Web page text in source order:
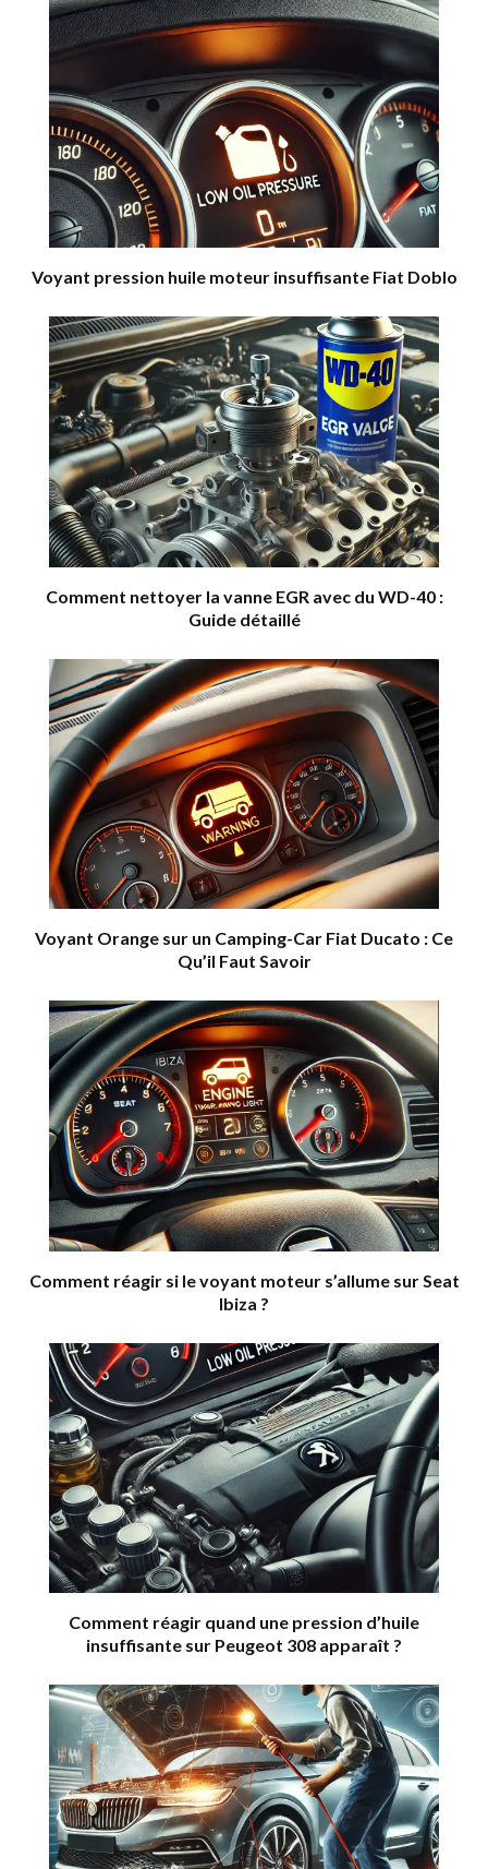
Voyant pression huile moteur insuffisante Fiat Doblo
Comment nettoyer la vanne EGR avec du WD-40 :
Guide détaillé
Voyant Orange sur un Camping-Car Fiat Ducato : Ce
Qu’il Faut Savoir
Comment réagir si le voyant moteur s’allume sur Seat
Ibiza ?
Comment réagir quand une pression d’huile
insuffisante sur Peugeot 308 apparaît ?